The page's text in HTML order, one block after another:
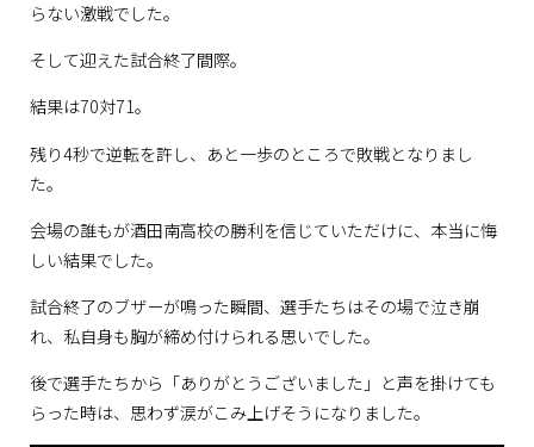
らない激戦でした。
そして迎えた試合終了間際。
結果は70対71。
残り4秒で逆転を許し、あと一歩のところで敗戦となりまし
た。
会場の誰もが酒田南高校の勝利を信じていただけに、本当に悔
しい結果でした。
試合終了のブザーが鳴った瞬間、選手たちはその場で泣き崩
れ、私自身も胸が締め付けられる思いでした。
後で選手たちから「ありがとうございました」と声を掛けても
らった時は、思わず涙がこみ上げそうになりました。